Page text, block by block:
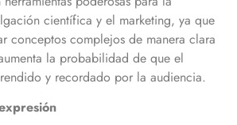
científica y el marketing, ya que
conceptos complejos de manera clara
la probabilidad de que el
y recordado por la audiencia.